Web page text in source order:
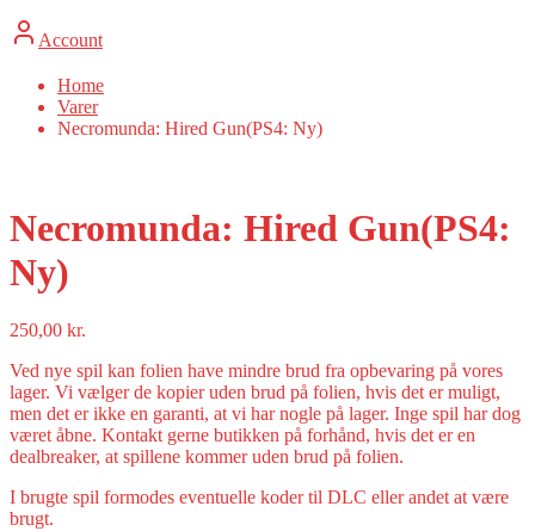
Account
Home
Varer
Necromunda: Hired Gun(PS4: Ny)
Necromunda: Hired Gun(PS4:
Ny)
250,00 kr.
Ved nye spil kan folien have mindre brud fra opbevaring på vores
lager. Vi vælger de kopier uden brud på folien, hvis det er muligt,
men det er ikke en garanti, at vi har nogle på lager. Inge spil har dog
været åbne. Kontakt gerne butikken på forhånd, hvis det er en
dealbreaker, at spillene kommer uden brud på folien.
I brugte spil formodes eventuelle koder til DLC eller andet at være
brugt.